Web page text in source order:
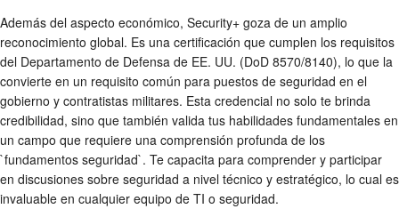
Además del aspecto económico, Security+ goza de un amplio
reconocimiento global. Es una certificación que cumplen los requisitos
del Departamento de Defensa de EE. UU. (DoD 8570/8140), lo que la
convierte en un requisito común para puestos de seguridad en el
gobierno y contratistas militares. Esta credencial no solo te brinda
credibilidad, sino que también valida tus habilidades fundamentales en
un campo que requiere una comprensión profunda de los
`fundamentos seguridad`. Te capacita para comprender y participar
en discusiones sobre seguridad a nivel técnico y estratégico, lo cual es
invaluable en cualquier equipo de TI o seguridad.